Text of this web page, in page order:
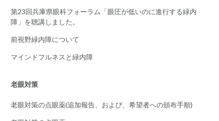
第23回兵庫県眼科フォーラム「眼圧が低いのに進行する緑内
障」を聴講しました。
前視野緑内障について
マインドフルネスと緑内障
老眼対策
老眼対策の点眼薬(追加報告、および、希望者への頒布手順)